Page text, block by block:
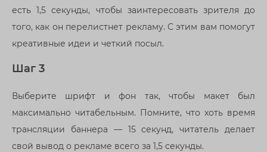
есть 1,5 секунды, чтобы заинтересовать зрителя до
того, как он перелистнет рекламу. С этим вам помогут
креативные идеи и четкий посыл.
Шаг 3
Выберите шрифт и фон так, чтобы макет был
максимально читабельным. Помните, что хоть время
трансляции баннера — 15 секунд, читатель делает
свой вывод о рекламе всего за 1,5 секунды.